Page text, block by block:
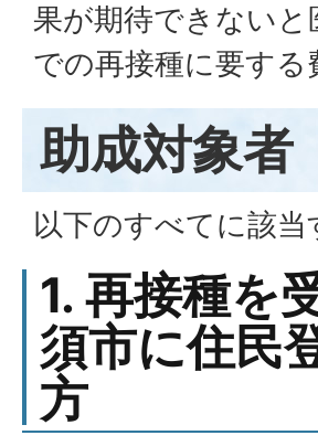
果が期待できない
での再接種に要す
助成対象者
以下のすべてに該当
1. 再接種を
須市に住民
方